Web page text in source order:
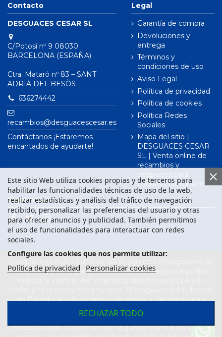
Contacto
DESGUACES CESAR SL
C/Potosí nº 9 08030 ·
BARCELONA (ESPAÑA)
Ctra. Mataró nº 83 – SANT
ADRIÀ DEL BESÒS
636274442
recambios@desguacescesar.es
Contáctanos ¡Estaremos
encantados de ayudarte!
Legal
Garantía de compra
Devoluciones y
entrega
Términos y
condiciones de uso
Aviso Legal
Política de privacidad
Política de cookies
Política Redes
Sociales
Mapa del sitio |
DESGUACES CESAR
SL | Venta online de
recambios y
despieces para
coches | Desguace
Este sitio Web utiliza cookies propias y de terceros para
habilitar las funcionalidades técnicas de uso de la web,
realizar estadísticas y análisis del tráfico de navegación
recibido, personalizar las preferencias del usuario y otras
para ofrecer anuncios y publicidad. También permitimos
el uso de funcionalidades para interactuar con redes
sociales.
Configure las cookies que nos permite utilizar:
Política de privacidad Personalizar cookies
RECHAZAR TODO
Síguenos en
Barcelona y de España. Desde nuestro desguace podrás
en Barcelona y disponemos de piezas y despieces para
todas las marcas de vehículos. Compra el recambio que
necesitas para tu coche en nuestro desguace. Los
repuestos para coches son de segunda mano a muy buen